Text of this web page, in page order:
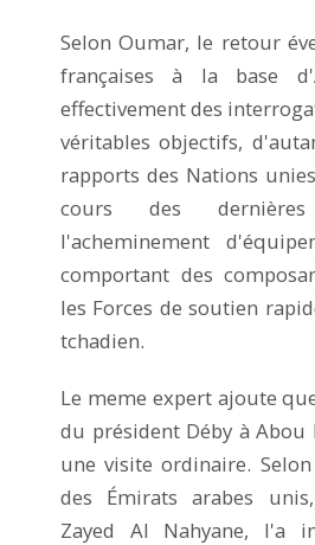
Selon Oumar, le retour
françaises à la base
effectivement des
véritables objectifs,
rapports des Nations
cours des
l'acheminement
comportant des
les Forces de soutien
tchadien.
Le meme expert ajoute
du président Déby à Abou
une visite ordinaire.
des Émirats arabes
Zayed Al Nahyane, l'a